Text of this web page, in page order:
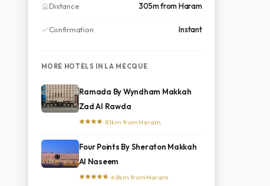
Distance 305m from Haram
Confirmation Instant
MORE HOTELS IN LA MECQUE
Ramada By Wyndham Makkah
Zad Al Rawda
· 8.1km from Haram
Four Points By Sheraton Makkah
Al Naseem
· 6.8km from Haram